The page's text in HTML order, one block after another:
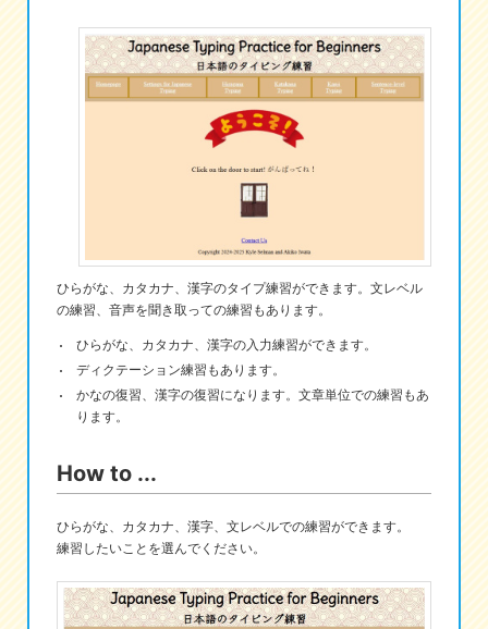
Androidアプリ検索
eなコレ
ひらがな、カタカナ、漢字のタイプ練習ができます。文レベル
の練習、音声を聞き取っての練習もあります。
ひらがな、カタカナ、漢字の入力練習ができます。
ディクテーション練習もあります。
かなの復習、漢字の復習になります。文章単位での練習もあ
ります。
How to ...
ひらがな、カタカナ、漢字、文レベルでの練習ができます。
練習したいことを選んでください。